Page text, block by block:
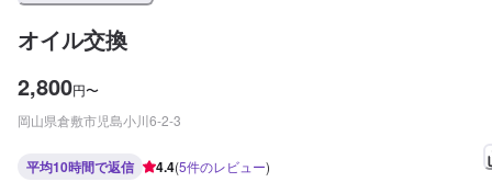
オイル交換
2,800円〜
岡山県倉敷市児島小川6-2-3
平均10時間で返信 4.4(5件のレビュー)